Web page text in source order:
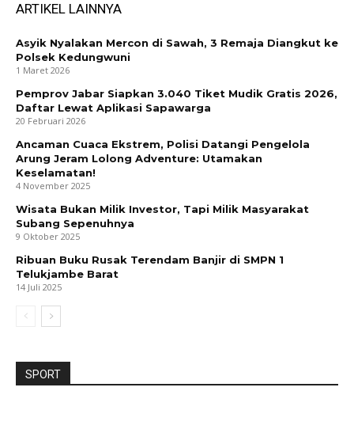
ARTIKEL LAINNYA
Asyik Nyalakan Mercon di Sawah, 3 Remaja Diangkut ke
Polsek Kedungwuni
1 Maret 2026
Pemprov Jabar Siapkan 3.040 Tiket Mudik Gratis 2026,
Daftar Lewat Aplikasi Sapawarga
20 Februari 2026
Ancaman Cuaca Ekstrem, Polisi Datangi Pengelola
Arung Jeram Lolong Adventure: Utamakan
Keselamatan!
4 November 2025
Wisata Bukan Milik Investor, Tapi Milik Masyarakat
Subang Sepenuhnya
9 Oktober 2025
Ribuan Buku Rusak Terendam Banjir di SMPN 1
Telukjambe Barat
14 Juli 2025
SPORT